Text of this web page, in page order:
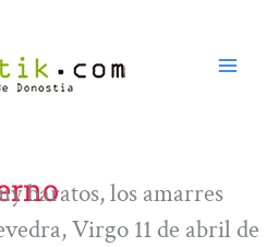
baratos, los amarres
Virgo 11 de abril de